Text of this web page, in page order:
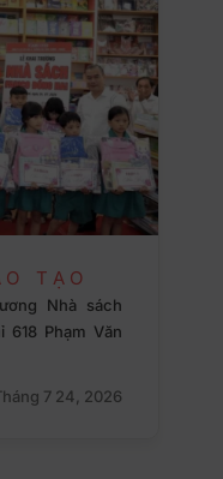
TẠO
Nhà sách
618 Phạm Văn
7 24, 2026